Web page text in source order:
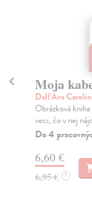
Moja
Dall’Ava
Obrázková
veci, čo v nej
Do 4
6,60 €
6,95 € ?